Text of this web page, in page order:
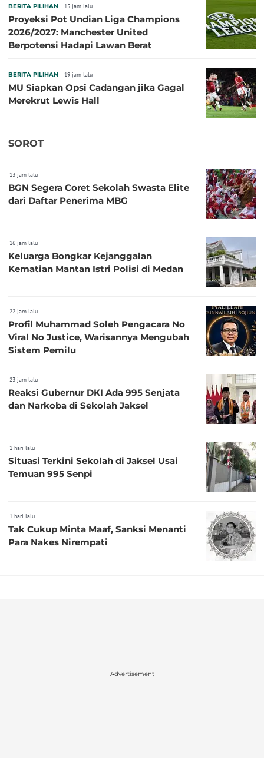
BERITA PILIHAN 15 jam lalu
Proyeksi Pot Undian Liga Champions
2026/2027: Manchester United
Berpotensi Hadapi Lawan Berat
BERITA PILIHAN 19 jam lalu
MU Siapkan Opsi Cadangan jika Gagal
Merekrut Lewis Hall
SOROT
13 jam lalu
BGN Segera Coret Sekolah Swasta Elite
dari Daftar Penerima MBG
16 jam lalu
Keluarga Bongkar Kejanggalan
Kematian Mantan Istri Polisi di Medan
22 jam lalu
Profil Muhammad Soleh Pengacara No
Viral No Justice, Warisannya Mengubah
Sistem Pemilu
23 jam lalu
Reaksi Gubernur DKI Ada 995 Senjata
dan Narkoba di Sekolah Jaksel
1 hari lalu
Situasi Terkini Sekolah di Jaksel Usai
Temuan 995 Senpi
1 hari lalu
Tak Cukup Minta Maaf, Sanksi Menanti
Para Nakes Nirempati
Advertisement